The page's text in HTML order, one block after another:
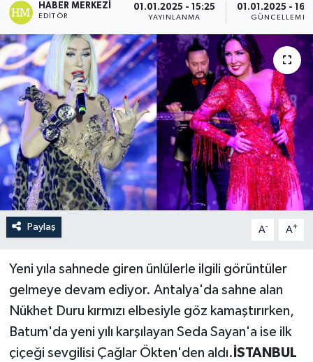
HABER MERKEZI
EDITÖR
01.01.2025 - 15:25
YAYINLANMA
01.01.2025 -
GÜNCELLEME
Paylaş A- A+
Yeni yıla sahnede giren ünlülerle ilgili görüntüler
gelmeye devam ediyor. Antalya'da sahne alan
Nükhet Duru kırmızı elbesiyle göz kamaştırırken,
Batum'da yeni yılı karşılayan Seda Sayan'a ise ilk
çiçeği sevgilisi Çağlar Ökten'den aldı. İSTANBUL